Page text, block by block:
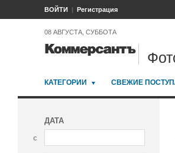
ВОЙТИ Регистрация
08 АВГУСТА, СУББОТА
КАТЕГОРИИ СВЕЖИЕ
ДАТА
с